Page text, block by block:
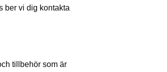
ber vi dig kontakta
tillbehör som är